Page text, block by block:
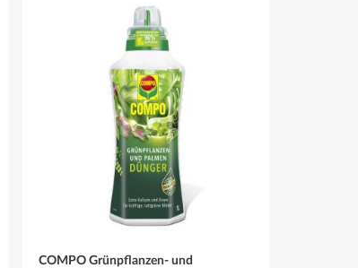
COMPO Grünpflanzen- und